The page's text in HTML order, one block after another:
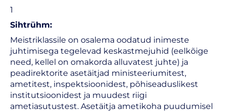
1
Sihtrühm:
Meistriklassile on osalema oodatud inimeste
juhtimisega tegelevad keskastmejuhid (eelkõige
need, kellel on omakorda alluvatest juhte) ja
peadirektorite asetäitjad ministeeriumitest,
ametitest, inspektsioonidest, põhiseaduslikest
institutsioonidest ja muudest riigi
ametiasutustest. Asetäitja ametikoha puudumisel